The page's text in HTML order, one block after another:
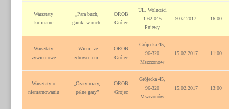
Warsztaty
kulinarne
„Para buch,
garnki w ruch”
OROB
Grójec
UL. Wolności
1 62-045
Pniewy
9.02.2017 16:00
Warsztaty
żywieniowe
„Wiem, że
zdrowo jem”
OROB
Grójec
Grójecka 45,
96-320
Mszczonów
15.02.2017 11:00
Warsztaty o
niemarnowaniu
„Czary mary,
pełne gary”
OROB
Grójec
Grójecka 45,
96-320
Mszczonów
15.02.2017 13:00